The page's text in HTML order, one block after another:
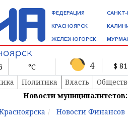
ФЕДЕРАЦИЯ
КРАСНОЯРСК
ЖЕЛЕЗНОГОРСК
САНКТ-
°C 4 $
Политика Власть
Новости муниципалитетов:
Новости Финансов